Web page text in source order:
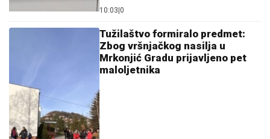
10:03|0
Tužilaštvo formiralo predmet:
Zbog vršnjačkog nasilja u
Mrkonjić Gradu prijavljeno pet
maloljetnika